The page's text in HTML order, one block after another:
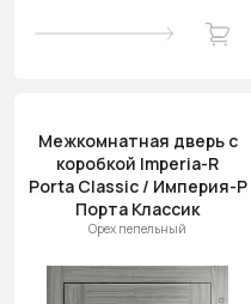
Межкомнатная дверь с
коробкой Imperia-R
Porta Classic / Империя-Р
Порта Классик
Орех пепельный